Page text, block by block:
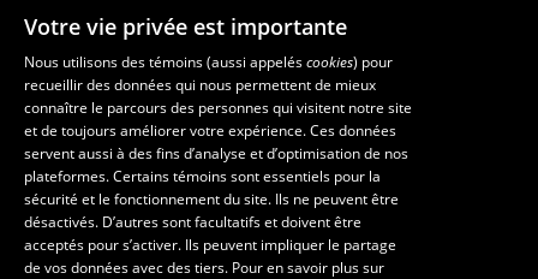
Faculté de musique
Pavillon Louis-Jacques-Casault
1055, avenue du Séminaire, Québec (Québec)  G1V 0A6
Téléphone: 418 656-7061
Suivez-nous sur Facebook
Suivez-nous sur YouTube
Votre vie privée est importante
Nous utilisons des témoins (aussi appeléscookies) pour
recueillir des données qui nous permettent de mieux
connaître le parcours des personnes qui visitent notre site
et de toujours améliorer votre expérience. Ces données
servent aussi à des fins d’analyse et d’optimisation de nos
plateformes. Certains témoins sont essentiels pour la
sécurité et le fonctionnement du site. Ils ne peuvent être
désactivés. D’autres sont facultatifs et doivent être
acceptés pour s’activer. Ils peuvent impliquer le partage
de vos données avec des tiers. Pour en savoir plus sur